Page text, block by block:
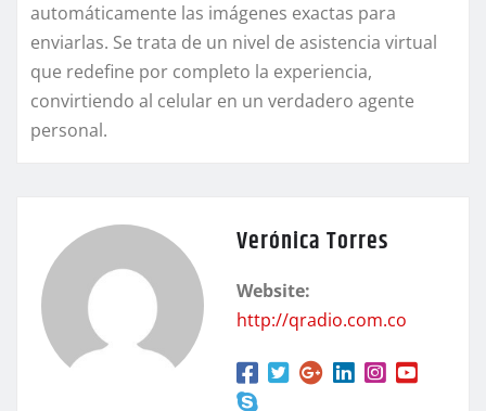
automáticamente las imágenes exactas para
enviarlas. Se trata de un nivel de asistencia virtual
que redefine por completo la experiencia,
convirtiendo al celular en un verdadero agente
personal.
Verónica Torres
Website:
http://qradio.com.co